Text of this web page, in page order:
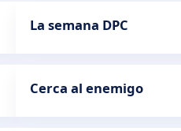
La semana DPC
Cerca al enemigo